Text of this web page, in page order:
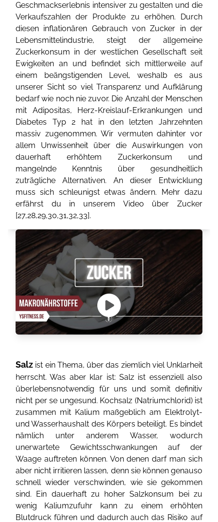
Geschmackserlebnis intensiver zu gestalten und die
Verkaufszahlen der Produkte zu erhöhen. Durch
diesen inflationären Gebrauch von Zucker in der
Lebensmittelindustrie, steigt der allgemeine
Zuckerkonsum in der westlichen Gesellschaft seit
Ewigkeiten an und befindet sich mittlerweile auf
einem beängstigenden Level, weshalb es aus
unserer Sicht so viel Transparenz und Aufklärung
bedarf wie noch nie zuvor. Die Anzahl der Menschen
mit Adipositas, Herz-Kreislauf-Erkrankungen und
Diabetes Typ 2 hat in den letzten Jahrzehnten
massiv zugenommen. Wir vermuten dahinter vor
allem Unwissenheit über die Auswirkungen von
dauerhaft erhöhtem Zuckerkonsum und
mangelnde Kenntnis über gesundheitlich
zuträgliche Alternativen. An dieser Entwicklung
muss sich schleunigst etwas ändern. Mehr dazu
erfährst du in unserem Video über Zucker
[27,28,29,30,31,32,33].
Salz ist ein Thema, über das ziemlich viel Unklarheit
herrscht. Was aber klar ist: Salz ist essenziell also
überlebensnotwendig für uns und somit definitiv
nicht per se ungesund. Kochsalz (Natriumchlorid) ist
zusammen mit Kalium maßgeblich am Elektrolyt-
und Wasserhaushalt des Körpers beteiligt. Es bindet
nämlich unter anderem Wasser, wodurch
unerwartete Gewichtsschwankungen auf der
Waage auftreten können. Von denen darf man sich
aber nicht irritieren lassen, denn sie können genauso
schnell wieder verschwinden, wie sie gekommen
sind. Ein dauerhaft zu hoher Salzkonsum bei zu
wenig Kaliumzufuhr kann zu einem erhöhten
Blutdruck führen und dadurch auch das Risiko auf